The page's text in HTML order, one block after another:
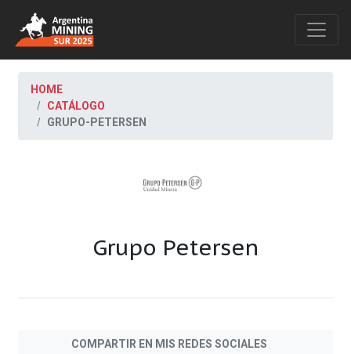
HOME
CATÁLOGO
GRUPO-PETERSEN
Grupo Petersen
COMPARTIR EN MIS REDES SOCIALES